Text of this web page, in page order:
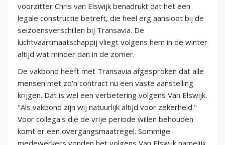
voorzitter Chris van Elswijk benadrukt dat het een
legale constructie betreft, die heel erg aansloot bij de
seizoensverschillen bij Transavia. De
luchtvaartmaatschappij vliegt volgens hem in de winter
altijd wat minder dan in de zomer.
De vakbond heeft met Transavia afgesproken dat alle
mensen met zo'n contract nu een vaste aanstelling
krijgen. Dat is wel een verbetering volgens Van Elswijk.
"Als vakbond zijn wij natuurlijk altijd voor zekerheid."
Voor collega's die de vrije periode willen behouden
komt er een overgangsmaatregel. Sommige